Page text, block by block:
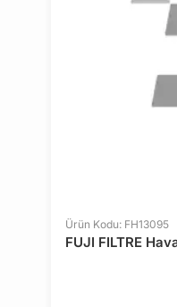
Ürün Kodu: FH13095
FUJI FILTRE